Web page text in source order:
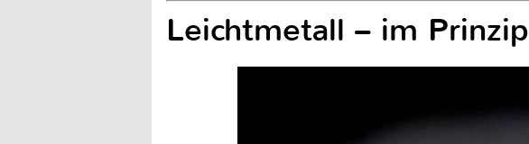
Leichtmetall – im Prinzip